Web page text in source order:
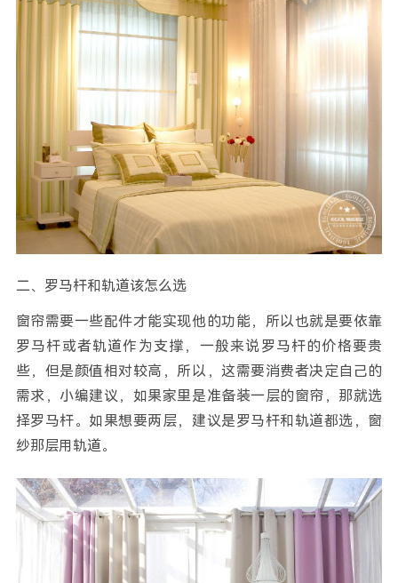
二、罗马杆和轨道该怎么选
窗帘需要一些配件才能实现他的功能，所以也就是要依靠
罗马杆或者轨道作为支撑，一般来说罗马杆的价格要贵
些，但是颜值相对较高，所以，这需要消费者决定自己的
需求，小编建议，如果家里是准备装一层的窗帘，那就选
择罗马杆。如果想要两层，建议是罗马杆和轨道都选，窗
纱那层用轨道。